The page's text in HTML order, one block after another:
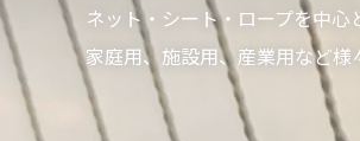
ネット・シート・ロープを中心
家庭用、施設用、産業用など